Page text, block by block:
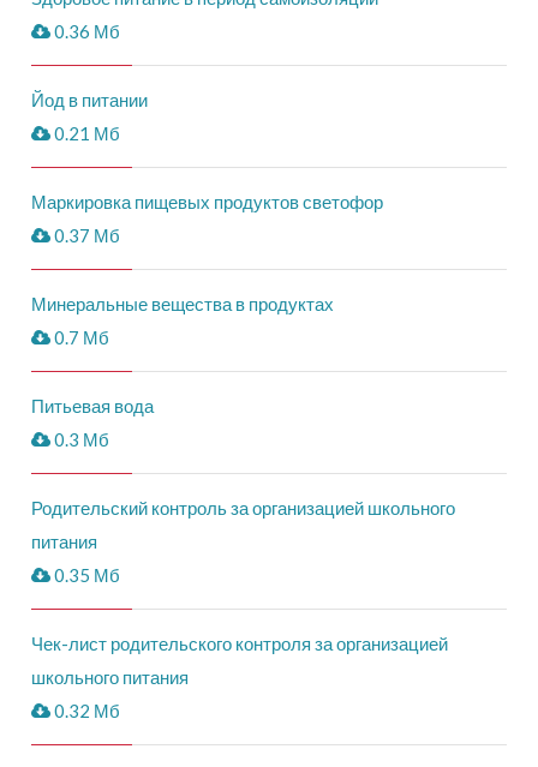
0.36 Мб
Йод в питании
0.21 Мб
Маркировка пищевых продуктов светофор
0.37 Мб
Минеральные вещества в продуктах
0.7 Мб
Питьевая вода
0.3 Мб
Родительский контроль за организацией школьного
питания
0.35 Мб
Чек-лист родительского контроля за организацией
школьного питания
0.32 Мб